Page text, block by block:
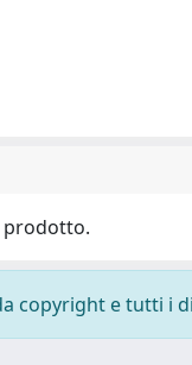
prodotto.
copyright e tutti i